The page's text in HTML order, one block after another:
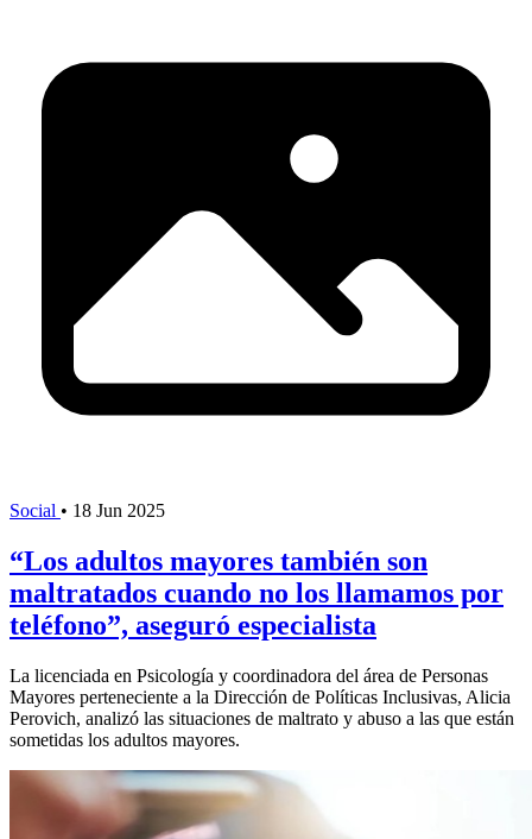
Social • 18 Jun 2025
“Los adultos mayores también son
maltratados cuando no los llamamos por
teléfono”, aseguró especialista
La licenciada en Psicología y coordinadora del área de Personas
Mayores perteneciente a la Dirección de Políticas Inclusivas, Alicia
Perovich, analizó las situaciones de maltrato y abuso a las que están
sometidas los adultos mayores.